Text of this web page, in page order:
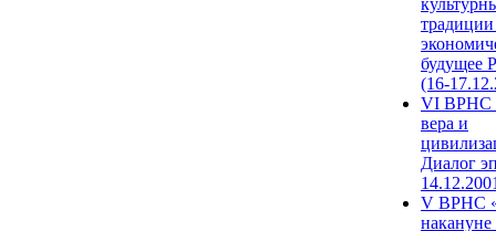
будущее
(16-
VI ВРНС
вера и
Диалог
V ВРНС
накануне